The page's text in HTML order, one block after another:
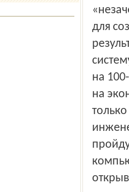
для
на
на